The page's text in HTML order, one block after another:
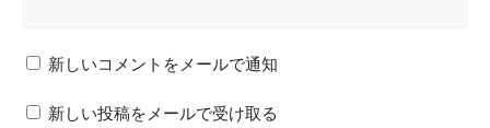
新しいコメントをメールで通知
新しい投稿をメールで受け取る